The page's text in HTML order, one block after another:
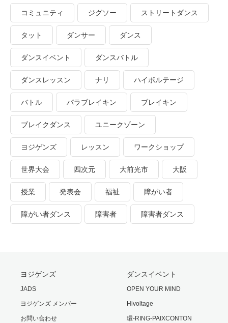
コミュニティ ジグソー ストリートダンス
タット ダンサー ダンス
ダンスイベント ダンスバトル
ダンスレッスン ナリ ハイボルテージ
バトル パラブレイキン ブレイキン
ブレイクダンス ユニークゾーン
ヨジゲンズ レッスン ワークショップ
世界大会 四次元 大前光市 大阪
授業 発表会 福祉 障がい者
障がい者ダンス 障害者 障害者ダンス
ヨジゲンズ
JADS
ヨジゲンズ メンバー
お問い合わせ
ダンスイベント
OPEN YOUR MIND
Hivoltage
環-RING-PAIXCONTON